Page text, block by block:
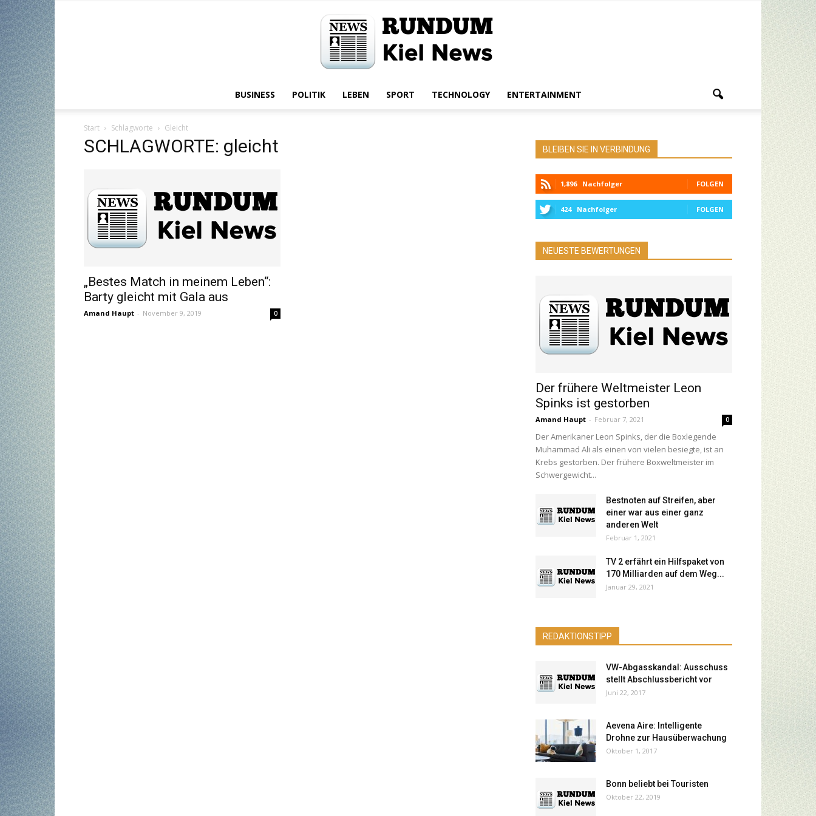
BUSINESS POLITIK LEBEN SPORT TECHNOLOGY ENTERTAINMENT
Start Schlagworte Gleicht
SCHLAGWORTE: gleicht
„Bestes Match in meinem Leben“:
Barty gleicht mit Gala aus
Amand Haupt - November 9, 2019 0
BLEIBEN SIE IN VERBINDUNG
1,896 Nachfolger FOLGEN
424 Nachfolger FOLGEN
NEUESTE BEWERTUNGEN
Der frühere Weltmeister Leon
Spinks ist gestorben
Amand Haupt - Februar 7, 2021 0
Der Amerikaner Leon Spinks, der die Boxlegende
Muhammad Ali als einen von vielen besiegte, ist an
Krebs gestorben. Der frühere Boxweltmeister im
Schwergewicht...
Bestnoten auf Streifen, aber
einer war aus einer ganz
anderen Welt
Februar 1, 2021
TV 2 erfährt ein Hilfspaket von
170 Milliarden auf dem Weg...
Januar 29, 2021
REDAKTIONSTIPP
VW-Abgasskandal: Ausschuss
stellt Abschlussbericht vor
Juni 22, 2017
Aevena Aire: Intelligente
Drohne zur Hausüberwachung
Oktober 1, 2017
Bonn beliebt bei Touristen
Oktober 22, 2019